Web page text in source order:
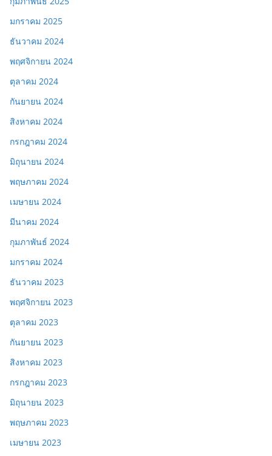
มกราคม 2025
ธันวาคม 2024
พฤศจิกายน 2024
ตุลาคม 2024
กันยายน 2024
สิงหาคม 2024
กรกฎาคม 2024
มิถุนายน 2024
พฤษภาคม 2024
เมษายน 2024
มีนาคม 2024
กุมภาพันธ์ 2024
มกราคม 2024
ธันวาคม 2023
พฤศจิกายน 2023
ตุลาคม 2023
กันยายน 2023
สิงหาคม 2023
กรกฎาคม 2023
มิถุนายน 2023
พฤษภาคม 2023
เมษายน 2023